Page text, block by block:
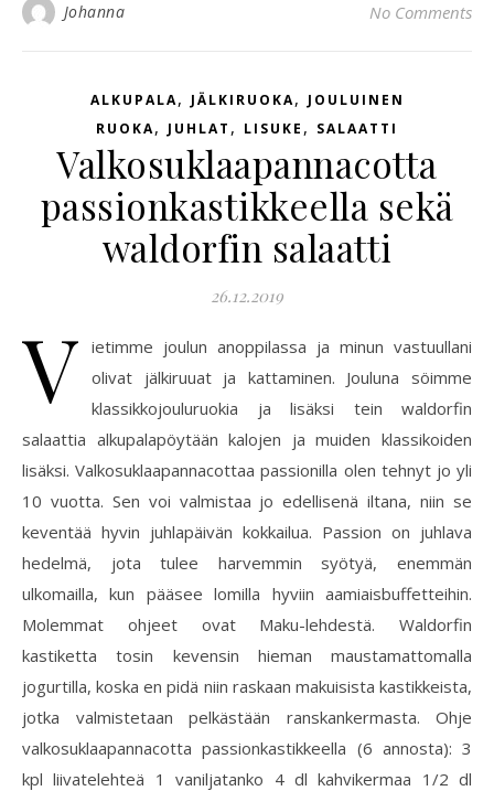
Johanna No Comments
ALKUPALA, JÄLKIRUOKA, JOULUINEN
RUOKA, JUHLAT , LISUKE , SALAATTI
Valkosuklaapannacotta
passionkastikkeella sekä
waldorfin salaatti
26.12.2019
V ietimme joulun anoppilassa ja minun vastuullani
olivat jälkiruuat ja kattaminen. Jouluna söimme
klassikkojouluruokia ja lisäksi tein waldorfin
salaattia alkupalapöytään kalojen ja muiden klassikoiden
lisäksi. Valkosuklaapannacottaa passionilla olen tehnyt jo yli
10 vuotta. Sen voi valmistaa jo edellisenä iltana, niin se
keventää hyvin juhlapäivän kokkailua. Passion on juhlava
hedelmä, jota tulee harvemmin syötyä, enemmän
ulkomailla, kun pääsee lomilla hyviin aamiaisbuffetteihin.
Molemmat ohjeet ovat Maku-lehdestä. Waldorfin
kastiketta tosin kevensin hieman maustamattomalla
jogurtilla, koska en pidä niin raskaan makuisista kastikkeista,
jotka valmistetaan pelkästään ranskankermasta. Ohje
valkosuklaapannacotta passionkastikkeella (6 annosta): 3
kpl liivatelehteä 1 vaniljatanko 4 dl kahvikermaa 1/2 dl